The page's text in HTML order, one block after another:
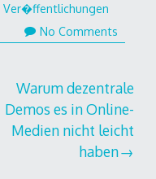
Ver�ffentlichungen
No Comments
Warum dezentrale
Demos es in Online-
Medien nicht leicht
haben